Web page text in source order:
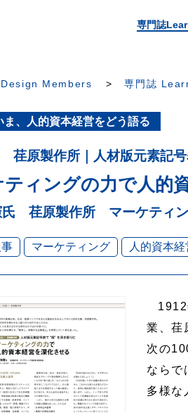
専門誌
Members 専門誌
、人的資本経営をどう語る
原製作所｜人材版元素記号
ティングの力で人的
氏 荏原製作所 マーケティン
マーケティング 人的資本経
業、荏
次の
ならで
多様な